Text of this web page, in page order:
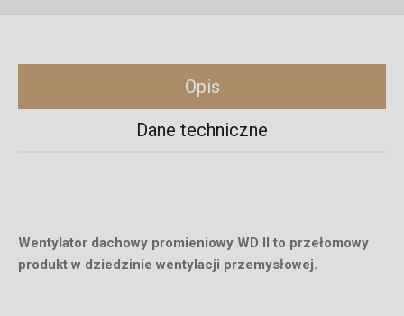
Opis
Dane techniczne
Wentylator dachowy promieniowy WD II to przełomowy
produkt w dziedzinie wentylacji przemysłowej.